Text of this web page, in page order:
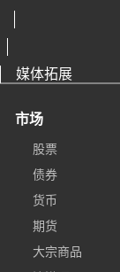
媒体拓展
市场
股票
债券
货币
期货
大宗商品